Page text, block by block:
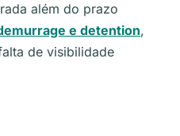
além do prazo
e detention,
de visibilidade